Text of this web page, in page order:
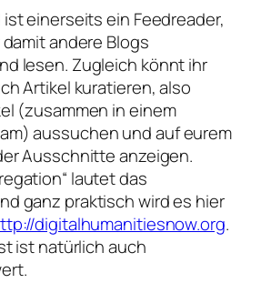
ist einerseits ein Feedreader,
andere Blogs
lesen. Zugleich könnt ihr
Artikel kuratieren, also
(zusammen in einem
aussuchen und auf eurem
Ausschnitte anzeigen.
lautet das
ganz praktisch wird es hier
digitalhumanitiesnow.org.
ist natürlich auch